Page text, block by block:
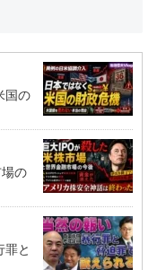
国の
の
罪と